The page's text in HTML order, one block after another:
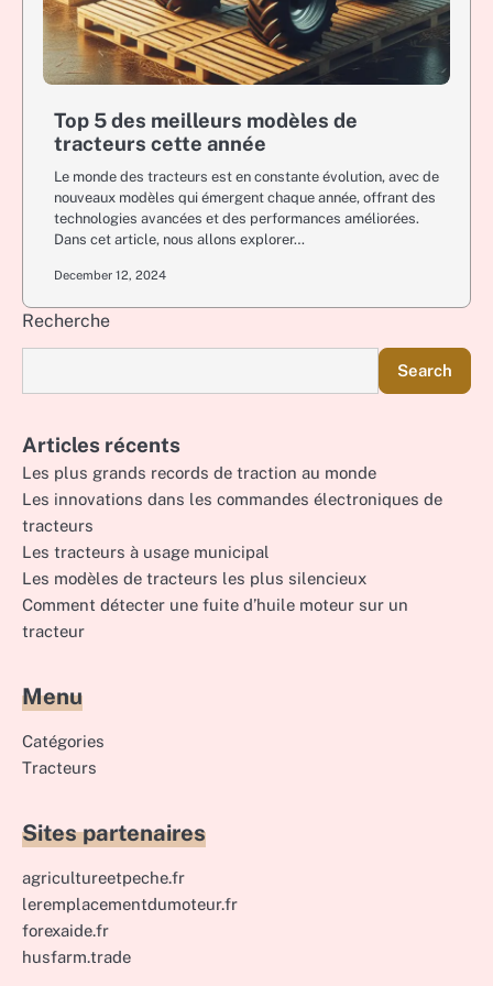
Top 5 des meilleurs modèles de
tracteurs cette année
Le monde des tracteurs est en constante évolution, avec de
nouveaux modèles qui émergent chaque année, offrant des
technologies avancées et des performances améliorées.
Dans cet article, nous allons explorer…
December 12, 2024
Recherche
Search
Articles récents
Les plus grands records de traction au monde
Les innovations dans les commandes électroniques de
tracteurs
Les tracteurs à usage municipal
Les modèles de tracteurs les plus silencieux
Comment détecter une fuite d’huile moteur sur un
tracteur
Menu
Catégories
Tracteurs
Sites partenaires
agricultureetpeche.fr
leremplacementdumoteur.fr
forexaide.fr
husfarm.trade